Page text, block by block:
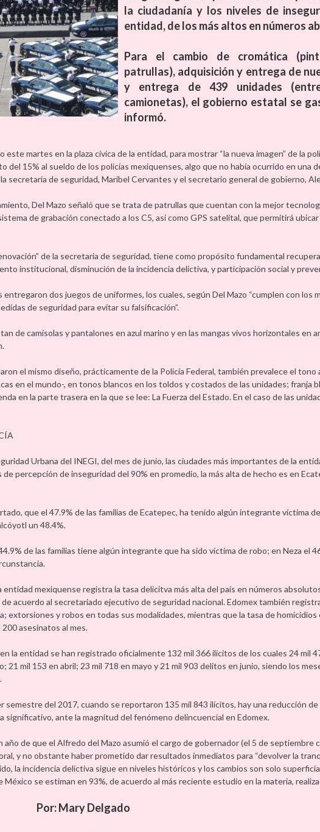
la ciudadanía y los niveles de
entidad, de los más altos en números
Para el cambio de cromática
patrullas), adquisición y entrega de
y entrega de 439 unidades
camionetas), el gobierno estatal se
informó.
martes en la plaza cívica de la entidad, para mostrar “la nueva imagen” de la
del 15% al sueldo de los policías mexiquenses, algo que no había ocurrido en una
secretaria de seguridad, Maribel Cervantes y el secretario general de gobierno,
Del Mazo señaló que se trata de patrullas que cuentan con la mejor
de grabación conectado a los C5, así como GPS satelital, que permitirá
de la secretaria de seguridad, tiene como propósito fundamental
institucional, disminución de la incidencia delictiva, y participación social y
entregaron dos juegos de uniformes, los cuales, según Del Mazo “cumplen con los
de seguridad para evitar su falsificación”.
de camisolas y pantalones en azul marino y en las mangas vivos horizontales en
el mismo diseño, prácticamente de la Policía Federal, también prevalece el
en el mundo-, en tonos blancos en los toldos y costados de las unidades; franja
en la parte trasera en la que se lee: La Fuerza del Estado. En el caso de las
Urbana del INEGI, del mes de junio, las ciudades más importantes de la
percepción de inseguridad del 90% en promedio, la más alta de hecho es en
que el 47.9% de las familias de Ecatepec, ha tenido algún integrante víctima
un 48.4%.
de las familias tiene algún integrante que ha sido víctima de robo; en Neza el
entidad mexiquense registra la tasa delicitva más alta del país en números
acuerdo al secretariado ejecutivo de seguridad nacional. Edomex también
extorsiones y robos en todas sus modalidades, mientras que la tasa de
asesinatos al mes.
la entidad se han registrado oficialmente 132 mil 366 ilícitos de los cuales 24 mil
21 mil 153 en abril; 23 mil 718 en mayo y 21 mil 903 delitos en junio, siendo los
semestre del 2017, cuando se reportaron 135 mil 843 ilícitos, hay una reducción
significativo, ante la magnitud del fenómeno delincuencial en Edomex.
año de que el Alfredo del Mazo asumió el cargo de gobernador (el 5 de septiembre
y no obstante haber prometido dar resultados inmediatos para “devolver la
la incidencia delictiva sigue en niveles históricos y los cambios son solo
México se estiman en 93%, de acuerdo al más reciente estudio en la materia,
Por: Mary Delgado